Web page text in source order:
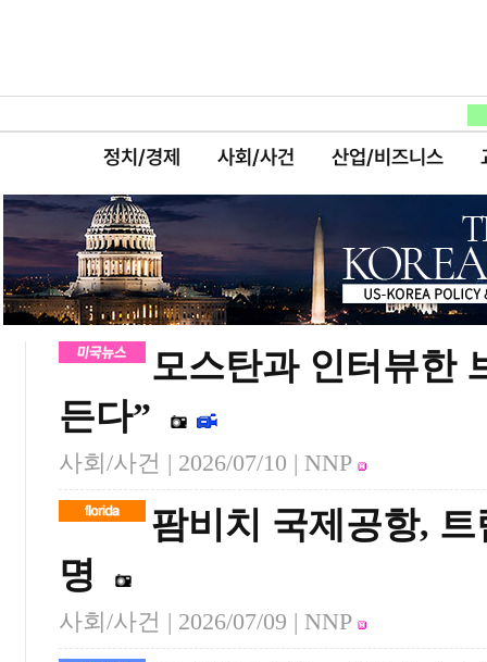
정치/경제 사회/사건 산업/비즈니스
모스탄과 인터뷰한
든다”
사회/사건 | 2026/07/10 | NNP
팜비치 국제공항,
명
사회/사건 | 2026/07/09 | NNP